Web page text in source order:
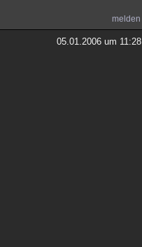
melden
05.01.2006 um 11:28